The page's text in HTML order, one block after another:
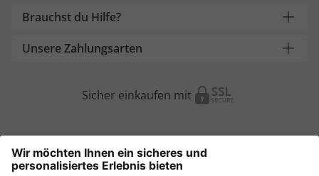
Brauchst du Hilfe?
Unsere Zahlungsarten
Sicher einkaufen mit
Weitere Onlineshops